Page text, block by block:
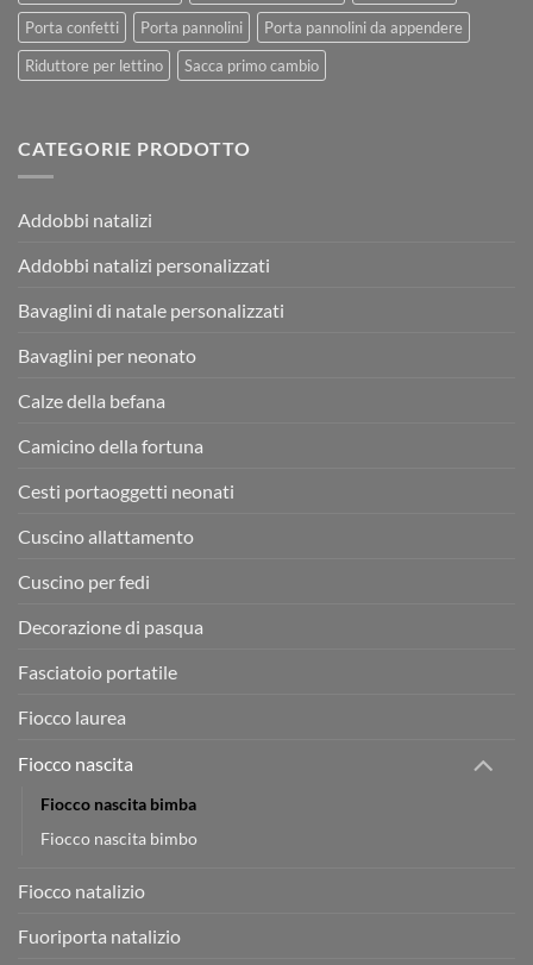
Porta confetti
Porta pannolini
Porta pannolini da appendere
Riduttore per lettino
Sacca primo cambio
CATEGORIE PRODOTTO
Addobbi natalizi
Addobbi natalizi personalizzati
Bavaglini di natale personalizzati
Bavaglini per neonato
Calze della befana
Camicino della fortuna
Cesti portaoggetti neonati
Cuscino allattamento
Cuscino per fedi
Decorazione di pasqua
Fasciatoio portatile
Fiocco laurea
Fiocco nascita
Fiocco nascita bimba
Fiocco nascita bimbo
Fiocco natalizio
Fuoriporta natalizio